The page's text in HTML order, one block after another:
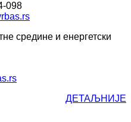
098
средине и енергетски
ДЕТАЉНИЈЕ